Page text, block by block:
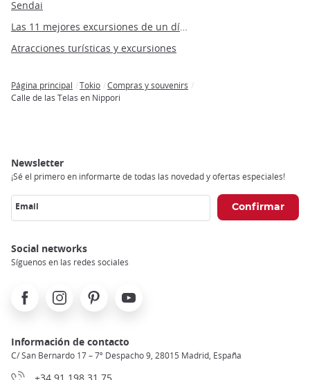
Sendai
Atracciones turísticas y excursiones
Breadcrumb
Página principal Tokio
Compras y souvenirs
Calle de las Telas en Nippori
Newsletter
¡Sé el primero en informarte de todas las novedad y ofertas especiales!
Email
Social networks
Síguenos en las redes sociales
FacebookInstagramPinterest Youtube
Información de contacto
C/ San Bernardo 17 – 7º Despacho 9, 28015 Madrid, España